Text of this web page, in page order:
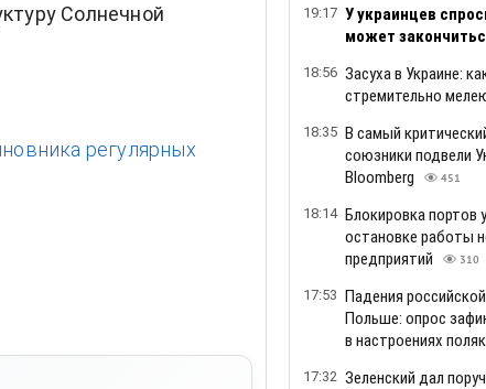
Солнечной
регулярных
19:17 У украинцев
может
18:56 Засуха в Украине:
стремительно
18:35 В самый
союзники подвели
Bloomberg
451
18:14 Блокировка портов
остановке работы
предприятий
310
17:53 Падения
Польше: опрос
в настроениях
17:32 Зеленский дал